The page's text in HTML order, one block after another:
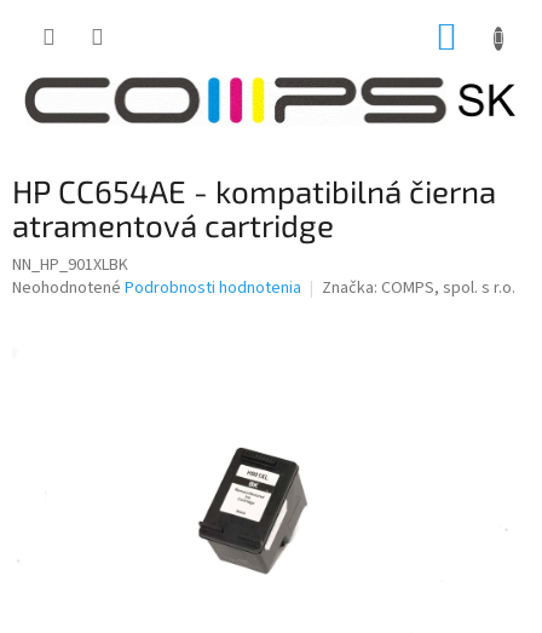
HP CC654AE - kompatibilná čierna
atramentová cartridge
NN_HP_901XLBK
Priemerné
Neohodnotené Podrobnosti hodnotenia Značka: COMPS, spol. s r.o.